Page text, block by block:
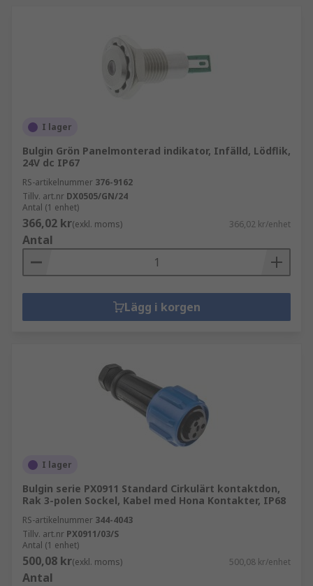
I lager
Bulgin Grön Panelmonterad indikator, Infälld, Lödflik,
24V dc IP67
RS-artikelnummer 376-9162
Tillv. art.nr DX0505/GN/24
Antal (1 enhet)
366,02 kr(exkl. moms) 366,02 kr/enhet
Antal
Lägg i korgen
I lager
Bulgin serie PX0911 Standard Cirkulärt kontaktdon,
Rak 3-polen Sockel, Kabel med Hona Kontakter, IP68
RS-artikelnummer 344-4043
Tillv. art.nr PX0911/03/S
Antal (1 enhet)
500,08 kr(exkl. moms) 500,08 kr/enhet
Antal